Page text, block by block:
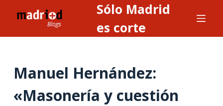
l
Sólo Madrid
es corte
Manuel Hernández:
«Masonería y cuestión